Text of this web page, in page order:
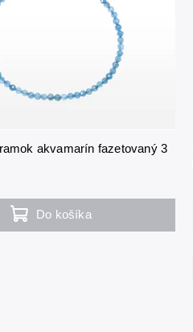
akvamarín fazetovaný 3
Do košíka